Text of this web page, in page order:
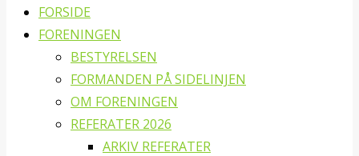
FORSIDE
FORENINGEN
BESTYRELSEN
FORMANDEN PÅ SIDELINJEN
OM FORENINGEN
REFERATER 2026
ARKIV REFERATER